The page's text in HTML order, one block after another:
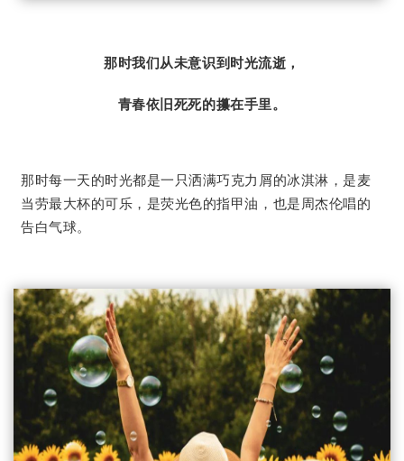
那时我们从未意识到时光流逝，
青春依旧死死的攥在手里。
那时每一天的时光都是一只洒满巧克力屑的冰淇淋，是麦
当劳最大杯的可乐，是荧光色的指甲油，也是周杰伦唱的
告白气球。